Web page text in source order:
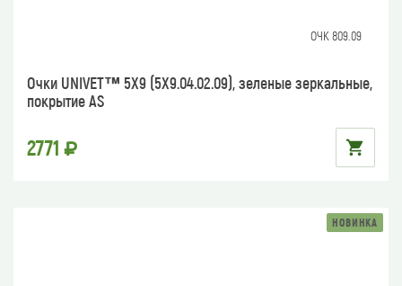
ОЧК 809.09
Очки UNIVET™ 5Х9 (5Х9.04.02.09), зеленые зеркальные,
покрытие AS
2771
НОВИНКА